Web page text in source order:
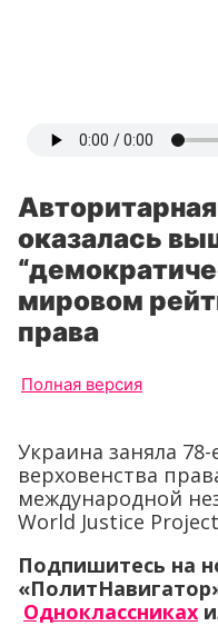
оказалась
мировом
права
Полная версия
Украина заняла
верховенства
международной
World Justice
Подпишитесь на
Одноклассниках